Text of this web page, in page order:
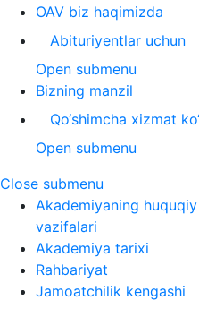
OAV biz haqimizda
Abituriyentlar uchun
Open submenu
Bizning manzil
Qo‘shimcha xizmat
Open submenu
Close submenu
Akademiyaning
vazifalari
Akademiya tarixi
Rahbariyat
Jamoatchilik kengashi